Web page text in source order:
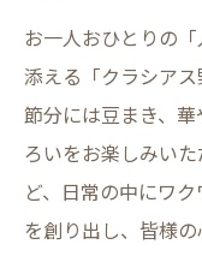
お一人おひとりの
添える「クラシアス
節分には豆まき、
ろいをお楽しみい
ど、日常の中にワ
を創り出し、皆様の